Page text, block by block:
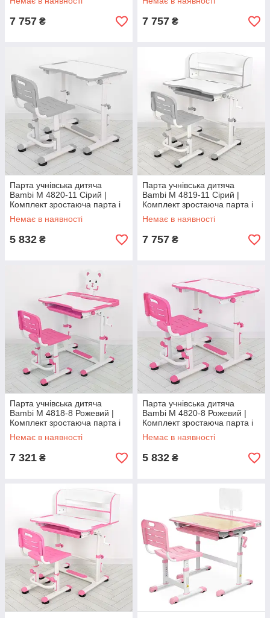
7 757 ₴ 7 757 ₴
Парта учнівська дитяча
Bambi M 4820-11 Сірий |
Комплект зростаюча парта і
стілець
Немає в наявності
5 832 ₴
Парта учнівська дитяча
Bambi M 4819-11 Сірий |
Комплект зростаюча парта і
стілець
Немає в наявності
7 757 ₴
Парта учнівська дитяча
Bambi M 4818-8 Рожевий |
Комплект зростаюча парта і
стілець
Немає в наявності
7 321 ₴
Парта учнівська дитяча
Bambi M 4820-8 Рожевий |
Комплект зростаюча парта і
стілець
Немає в наявності
5 832 ₴